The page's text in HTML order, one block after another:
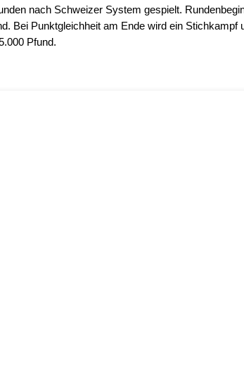
nach Schweizer System gespielt.
Bei Punktgleichheit am Ende wird ein Stichkampf
Pfund.